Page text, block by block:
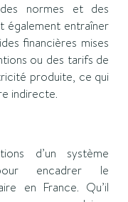
normes et des
également entraîner
financières mises
ou des tarifs de
produite, ce qui
indirecte.
d’un système
encadrer le
en France. Qu’il